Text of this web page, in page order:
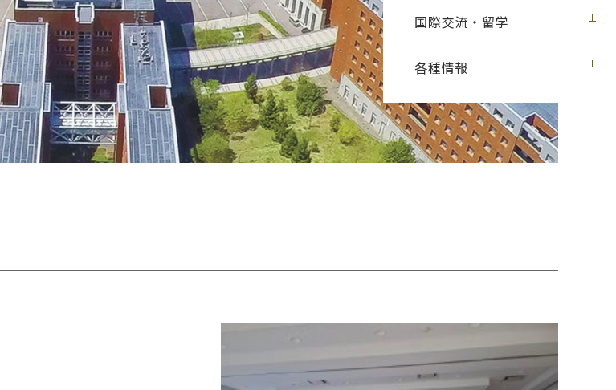
国際交流・留学
各種情報